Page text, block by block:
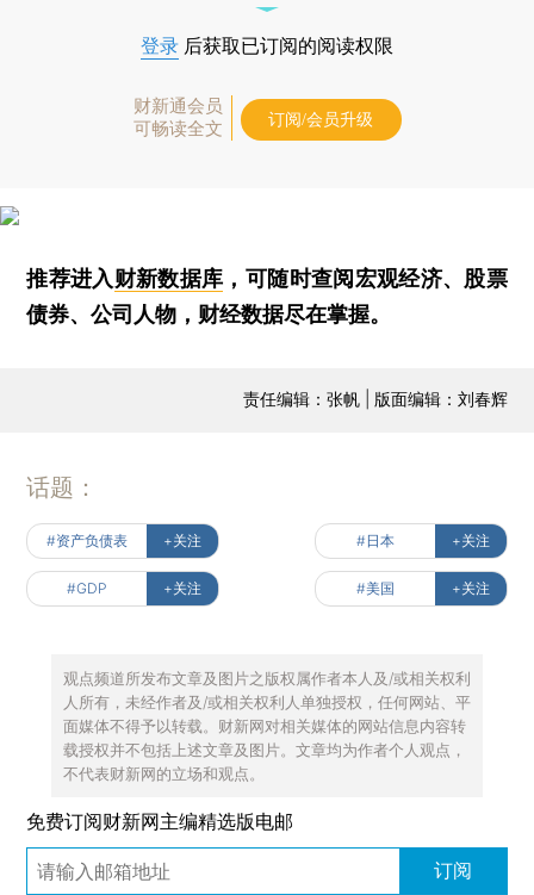
登录 后获取已订阅的阅读权限
财新通会员
可畅读全文
订阅/会员升级
推荐进入财新数据库 ，可随时查阅宏观经济、股票
债券、公司人物，财经数据尽在掌握。
责任编辑：张帆 | 版面编辑：刘春辉
话题：
#资产负债表 +关注 #日本 +关注
#GDP +关注 #美国 +关注
观点频道所发布文章及图片之版权属作者本人及/或相关权利
人所有，未经作者及/或相关权利人单独授权，任何网站、平
面媒体不得予以转载。财新网对相关媒体的网站信息内容转
载授权并不包括上述文章及图片。文章均为作者个人观点，
不代表财新网的立场和观点。
免费订阅财新网主编精选版电邮
订阅